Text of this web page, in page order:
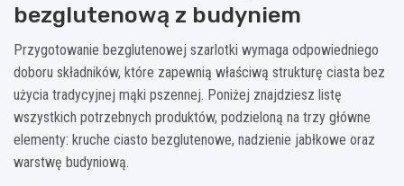
bezglutenową z budyniem
Przygotowanie bezglutenowej szarlotki wymaga odpowiedniego
doboru składników, które zapewnią właściwą strukturę ciasta bez
użycia tradycyjnej mąki pszennej. Poniżej znajdziesz listę
wszystkich potrzebnych produktów, podzieloną na trzy główne
elementy: kruche ciasto bezglutenowe, nadzienie jabłkowe oraz
warstwę budyniową.